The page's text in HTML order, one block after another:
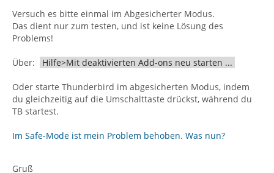
Versuch es bitte einmal im Abgesicherter Modus.
Das dient nur zum testen, und ist keine Lösung des
Problems!
Über: Hilfe>Mit deaktivierten Add-ons neu starten ...
Oder starte Thunderbird im abgesicherten Modus, indem
du gleichzeitig auf die Umschalttaste drückst, während du
TB startest.
Im Safe-Mode ist mein Problem behoben. Was nun?
Gruß